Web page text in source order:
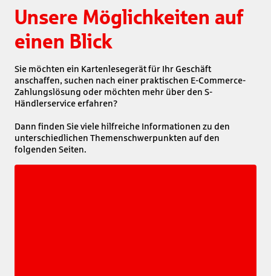
Unsere Möglichkeiten auf
einen Blick
Sie möchten ein Kartenlesegerät für Ihr Geschäft
anschaffen, suchen nach einer praktischen E-Commerce-
Zahlungslösung oder möchten mehr über den S-
Händlerservice erfahren?
Dann finden Sie viele hilfreiche Informationen zu den
unterschiedlichen Themenschwerpunkten auf den
folgenden Seiten.